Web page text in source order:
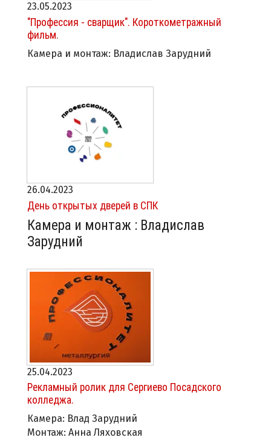
23.05.2023
"Профессия - сварщик". Короткометражный
фильм.
Камера и монтаж: Владислав Зарудний
26.04.2023
День открытых дверей в СПК
Камера и монтаж : Владислав
Зарудний
25.04.2023
Рекламный ролик для Сергиево Посадского
колледжа.
Камера: Влад Зарудний
Монтаж: Анна Ляховская